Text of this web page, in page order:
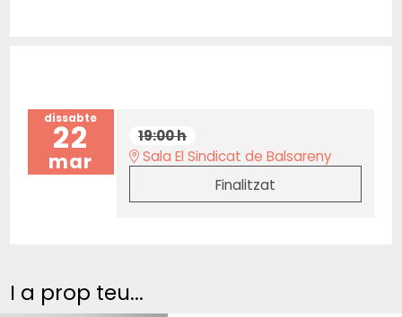
dissabte
22
mar
19:00 h
Sala El Sindicat de Balsareny
Finalitzat
I a prop teu...